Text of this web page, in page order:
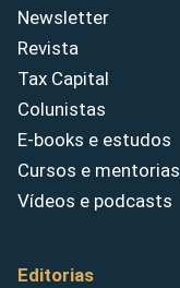
Newsletter
Revista
Tax Capital
Colunistas
E-books e estudos
Cursos e mentorias
Vídeos e podcasts
Editorias